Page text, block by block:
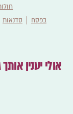
בפסח
סדנאות
אולי יענין